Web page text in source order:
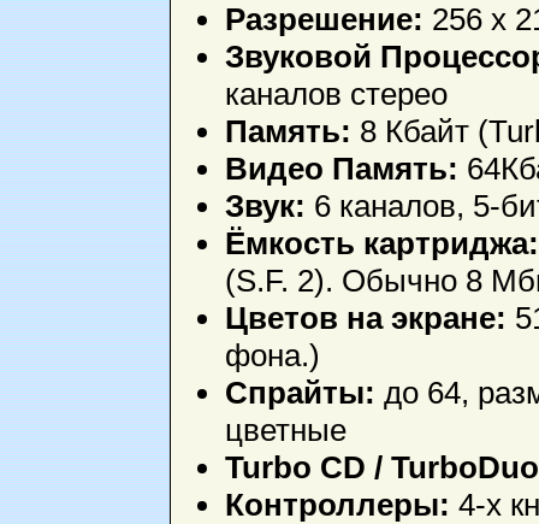
Разрешение: 256 x
Звуковой
каналов стерео
Память: 8 Кбайт
Видео Память:
Звук: 6 каналов, 5-
Ёмкость картриджа:
(S.F. 2). Обычно 8
Цветов на экране:
фона.)
Спрайты: до 64,
цветные
Turbo CD /
Контроллеры: 4-х